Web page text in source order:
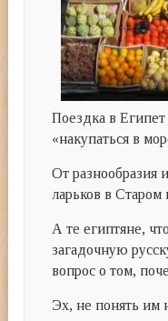
Поездка в
«накупаться в
От разнообразия
ларьков в Старом
А те египтяне,
загадочную
вопрос о том,
Эх, не понять им